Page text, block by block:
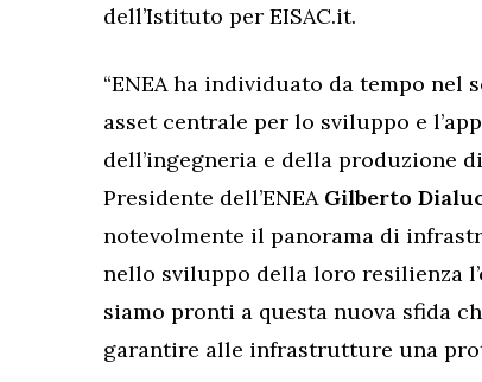
dell’Istituto per EISAC.it.
“ENEA ha individuato da tempo
asset centrale per lo sviluppo e
dell’ingegneria e della produzione
Presidente dell’ENEA Gilberto
notevolmente il panorama di
nello sviluppo della loro resilienza
siamo pronti a questa nuova sfida
garantire alle infrastrutture una